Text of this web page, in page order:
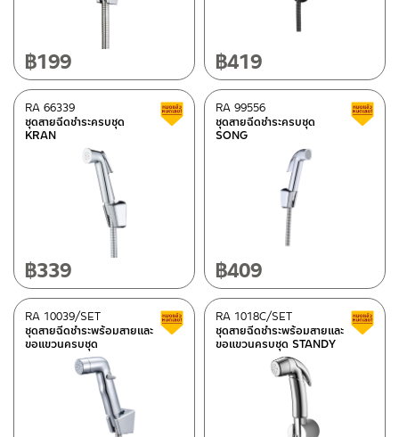
฿199 ฿419
ชุดสายฉีดชำระครบชุด
KRAN
RA 66339 สินค้าลดราคา เคลียร์สต็อก
฿339
ชุดสายฉีดชำระครบชุด
SONG
RA 99556
฿409
ชุดสายฉีดชำระพร้อมสายและ
ขอแขวนครบชุด
RA 10039/SET สินค้าลดราคา เคลียร์สต็อก
ชุดสายฉีดชำระพร้อมสายและ
ขอแขวนครบชุด STANDY
RA 1018C/SET